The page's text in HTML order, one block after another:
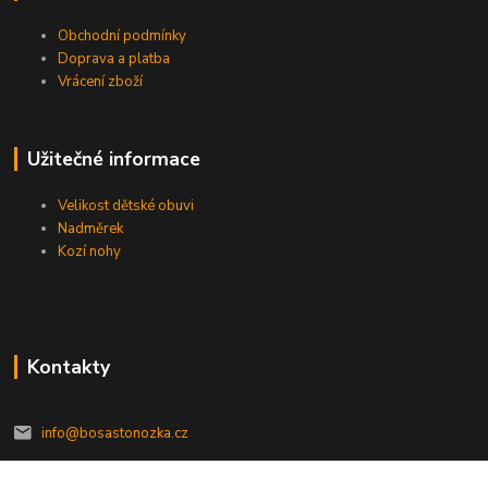
Obchodní podmínky
Doprava a platba
Vrácení zboží
Užitečné informace
Velikost dětské obuvi
Nadměrek
Kozí nohy
Kontakty
info@bosastonozka.cz